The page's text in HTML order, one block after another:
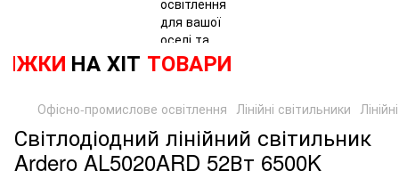
НА ХІТТОВАРИ
Офісно-промислове освітлення Лінійні світильники
Світлодіодний лінійний світильник
Ardero AL5020ARD 52Вт 6500K